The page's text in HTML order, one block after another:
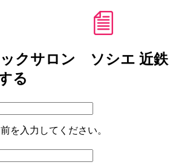
ックサロン ソシエ 近鉄
る
を入力してください。